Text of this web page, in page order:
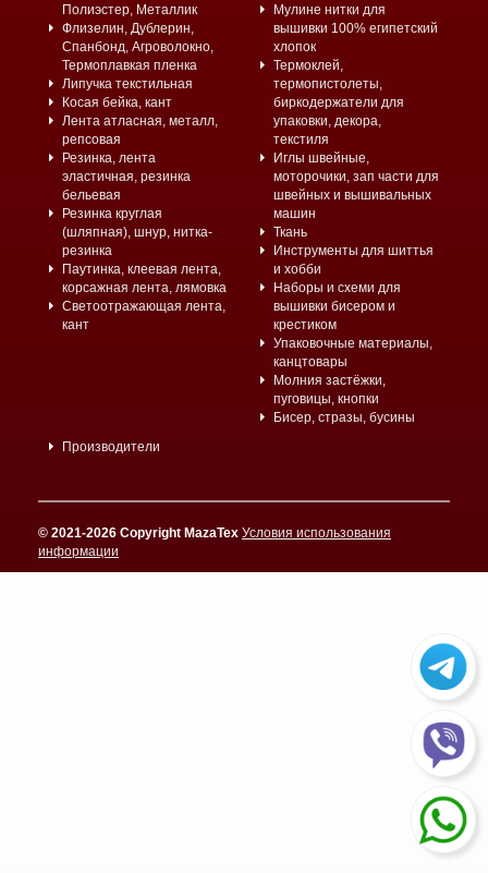
Полиэстер, Металлик
Флизелин, Дублерин,
Спанбонд, Агроволокно,
Термоплавкая пленка
Липучка текстильная
Косая бейка, кант
Лента атласная, металл,
репсовая
Резинка, лента
эластичная, резинка
бельевая
Резинка круглая
(шляпная), шнур, нитка-
резинка
Паутинка, клеевая лента,
корсажная лента, лямовка
Светоотражающая лента,
кант
Мулине нитки для
вышивки 100% египетский
хлопок
Термоклей,
термопистолеты,
биркодержатели для
упаковки, декора,
текстиля
Иглы швейные,
моторочики, зап части для
швейных и вышивальных
машин
Ткань
Инструменты для шиттья
и хобби
Наборы и схеми для
вышивки бисером и
крестиком
Упаковочные материалы,
канцтовары
Молния застёжки,
пуговицы, кнопки
Бисер, стразы, бусины
Производители
© 2021-2026 Copyright MazaTex Условия использования
информации